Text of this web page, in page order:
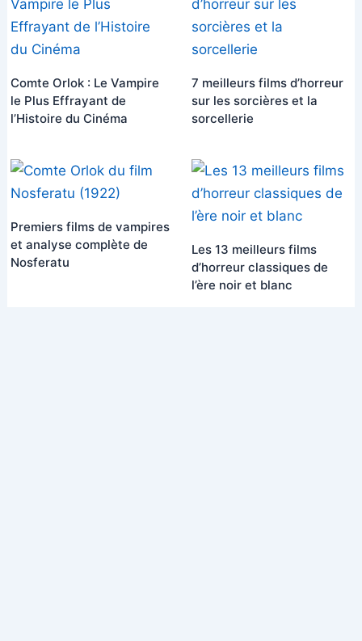
Comte Orlok : Le Vampire
le Plus Effrayant de
l’Histoire du Cinéma
7 meilleurs films d’horreur
sur les sorcières et la
sorcellerie
Premiers films de vampires
et analyse complète de
Nosferatu
Les 13 meilleurs films
d’horreur classiques de
l’ère noir et blanc